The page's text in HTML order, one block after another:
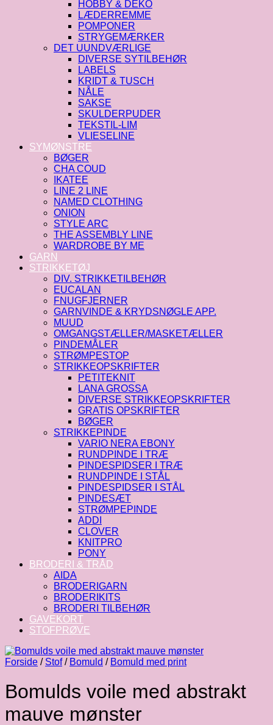
HOBBY & DEKO
LÆDERREMME
POMPONER
STRYGEMÆRKER
DET UUNDVÆRLIGE
DIVERSE SYTILBEHØR
LABELS
KRIDT & TUSCH
NÅLE
SAKSE
SKULDERPUDER
TEKSTIL-LIM
VLIESELINE
SYMØNSTRE
BØGER
CHA COUD
IKATEE
LINE 2 LINE
NAMED CLOTHING
ONION
STYLE ARC
THE ASSEMBLY LINE
WARDROBE BY ME
GARN
STRIKKETØJ
DIV. STRIKKETILBEHØR
EUCALAN
FNUGFJERNER
GARNVINDE & KRYDSNØGLE APP.
MUUD
OMGANGSTÆLLER/MASKETÆLLER
PINDEMÅLER
STRØMPESTOP
STRIKKEOPSKRIFTER
PETITEKNIT
LANA GROSSA
DIVERSE STRIKKEOPSKRIFTER
GRATIS OPSKRIFTER
BØGER
STRIKKEPINDE
VARIO NERA EBONY
RUNDPINDE I TRÆ
PINDESPIDSER I TRÆ
RUNDPINDE I STÅL
PINDESPIDSER I STÅL
PINDESÆT
STRØMPEPINDE
ADDI
CLOVER
KNITPRO
PONY
BRODERI & TRÅD
AIDA
BRODERIGARN
BRODERIKITS
BRODERI TILBEHØR
GAVEKORT
STOFPRØVE
Forside / Stof / Bomuld / Bomuld med print
Bomulds voile med abstrakt
mauve mønster